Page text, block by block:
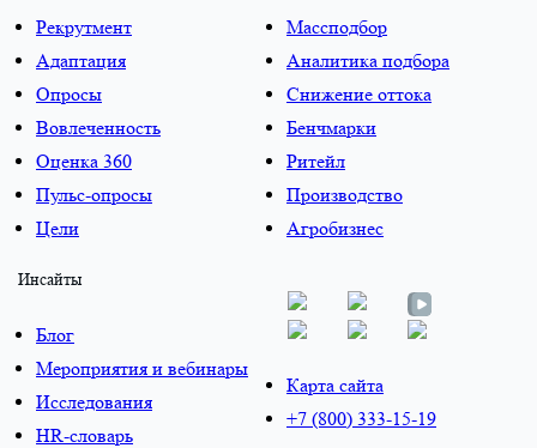
Рекрутмент
Адаптация
Опросы
Вовлеченность
Оценка 360
Пульс-опросы
Цели
Массподбор
Аналитика подбора
Снижение оттока
Бенчмарки
Ритейл
Производство
Агробизнес
Инсайты
Блог
Мероприятия и вебинары
Исследования
HR-словарь
Карта сайта
+7 (800) 333-15-19